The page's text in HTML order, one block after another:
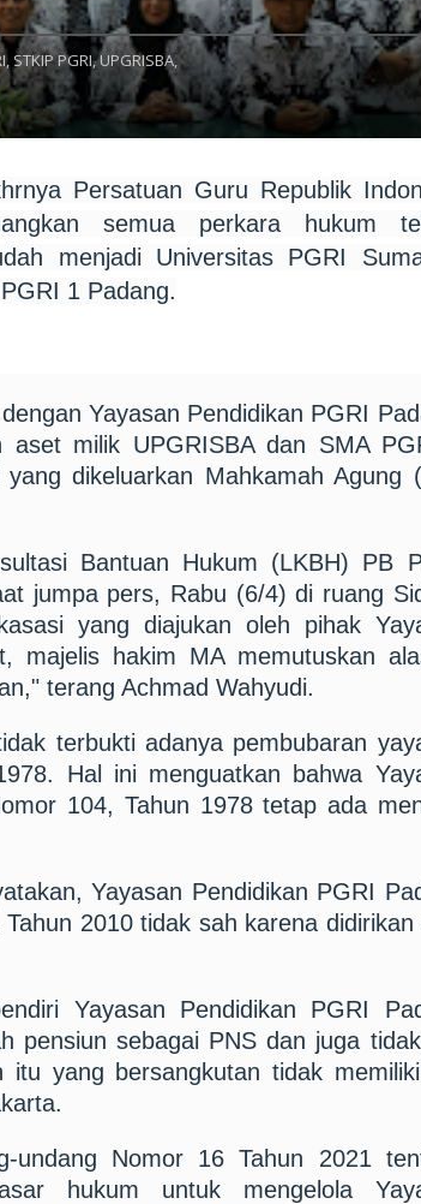
STKIP PGRI,UPGRISBA,
Persatuan Guru Republik
semua perkara hukum
menjadi Universitas PGRI
1 Padang.
Yayasan Pendidikan PGRI
aset milik UPGRISBA dan SMA
dikeluarkan Mahkamah Agung
Bantuan Hukum (LKBH) PB
jumpa pers, Rabu (6/4) di ruang
yang diajukan oleh pihak
majelis hakim MA memutuskan
terang Achmad Wahyudi.
terbukti adanya pembubaran
Hal ini menguatkan bahwa
104, Tahun 1978 tetap ada
Yayasan Pendidikan PGRI
2010 tidak sah karena didirikan
Yayasan Pendidikan PGRI
pensiun sebagai PNS dan juga
itu yang bersangkutan tidak
Nomor 16 Tahun 2021
hukum untuk mengelola